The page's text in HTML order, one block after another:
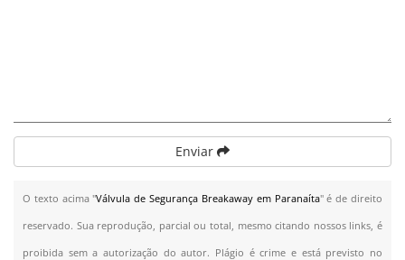
Enviar
O texto acima "Válvula de Segurança Breakaway em Paranaíta" é de direito
reservado. Sua reprodução, parcial ou total, mesmo citando nossos links, é
proibida sem a autorização do autor. Plágio é crime e está previsto no